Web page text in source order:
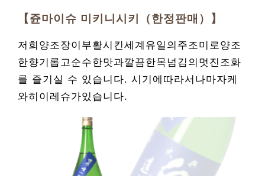
【쥰마이슈 미키니시키（한정판매）】
저희양조장이부활시킨세계유일의주조미로양조
한향기롭고순수한맛과깔끔한목넘김의멋진조화
를 즐기실 수 있습니다. 시기에따라서나마자케
와히이레슈가있습니다.